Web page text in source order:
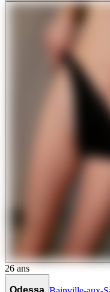
26 ans